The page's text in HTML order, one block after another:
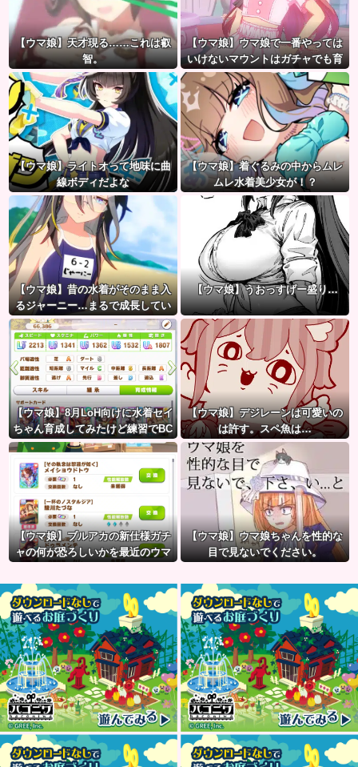
【ウマ娘】天才現る……これは叡
智。
【ウマ娘】ウマ娘で一番やっては
いけないマウントはガチャでも育
成でもグッズでもなく、これ。
【ウマ娘】ライトオって地味に曲
線ボディだよな
【ウマ娘】着ぐるみの中からムレ
ムレ水着美少女が！？
【ウマ娘】昔の水着がそのまま入
るジャーニー…まるで成長してい
ない！？
【ウマ娘】うおっすげー盛り…
【ウマ娘】8月LoH向けに水着セイ
ちゃん育成してみたけど練習でBC
産アイちゃんのおやつになって
る。
【ウマ娘】デジレーンは可愛いの
は許す。スペ魚は…
【ウマ娘】ブルアカの新仕様ガチ
ャの何が恐ろしいかを最近のウマ
【ウマ娘】ウマ娘ちゃんを性的な
目で見ないでください。